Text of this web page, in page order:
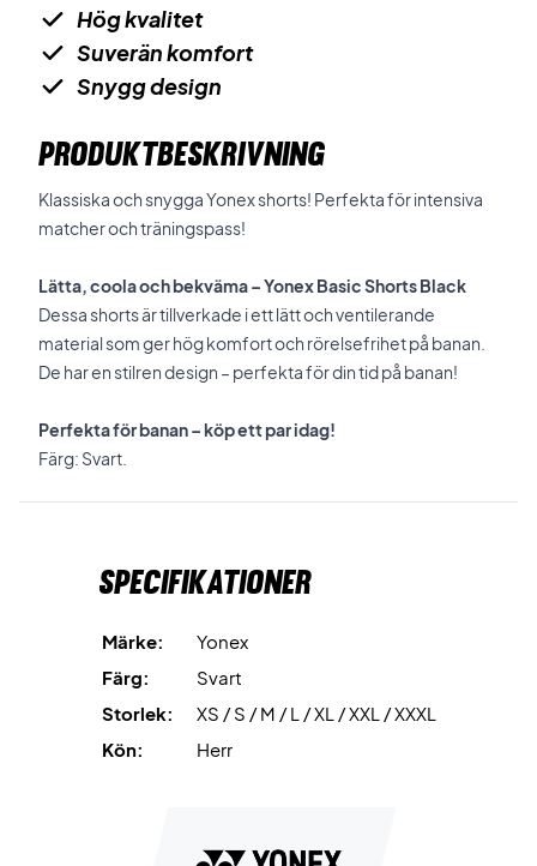
Hög kvalitet
Suverän komfort
Snygg design
PRODUKTBESKRIVNING
Klassiska och snygga Yonex shorts! Perfekta för intensiva
matcher och träningspass!
Lätta, coola och bekväma – Yonex Basic Shorts Black
Dessa shorts är tillverkade i ett lätt och ventilerande
material som ger hög komfort och rörelsefrihet på banan.
De har en stilren design – perfekta för din tid på banan!
Perfekta för banan – köp ett par idag!
Färg: Svart.
Specifikationer
Märke:
Yonex
Färg:
Svart
Storlek:
XS / S / M / L / XL / XXL / XXXL
Kön:
Herr